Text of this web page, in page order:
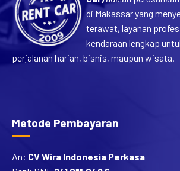
di Makassar yang
terawat, layanan
kendaraan lengkap
perjalanan harian, bisnis, maupun wisata.
Bank BNI:241 0** 049 6